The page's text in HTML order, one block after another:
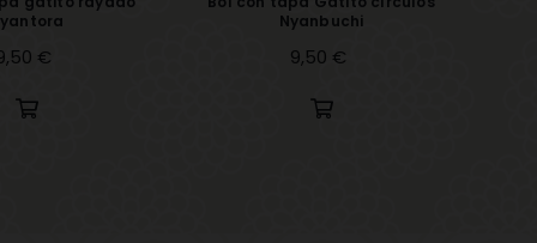
€
Nyanbuchi
Precio
9,50 €